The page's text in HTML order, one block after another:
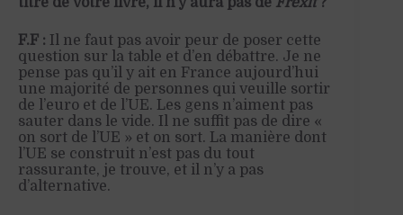
F.F : Il ne faut pas avoir peur de poser cette
question sur la table et d’en débattre. Je ne
pense pas qu’il y ait en France aujourd’hui
une majorité de personnes qui veuille sortir
de l’euro et de l’UE. Les gens n’aiment pas
sauter dans le vide. Il ne suffit pas de dire «
on sort de l’UE » et on sort. La manière dont
l’UE se construit n’est pas du tout
rassurante, je trouve, et il n’y a pas
d’alternative.